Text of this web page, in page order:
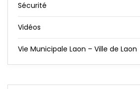
Sécurité
Vidéos
Vie Municipale Laon – Ville de Laon